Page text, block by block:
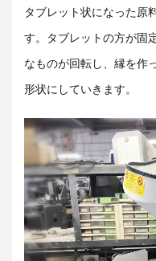
タブレット状になった原
す。タブレットの方が固
なものが回転し、縁を作
形状にしていきます。